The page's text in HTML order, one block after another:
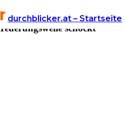
durchblicker.at – Startseite
schockt